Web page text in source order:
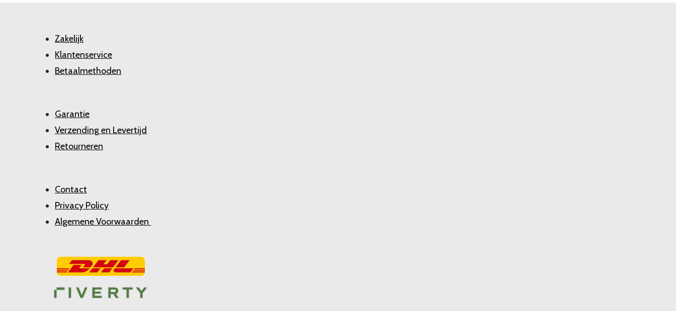
Zakelijk
Klantenservice
Betaalmethoden
Garantie
Verzending en Levertijd
Retourneren
Contact
Privacy Policy
Algemene Voorwaarden